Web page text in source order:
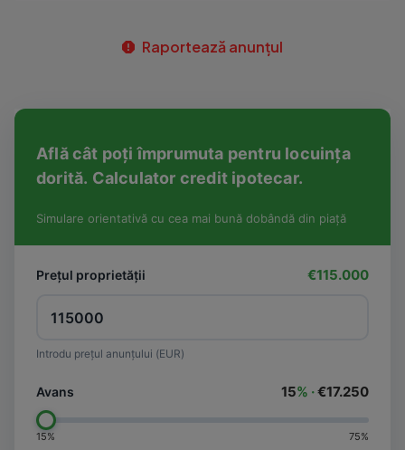
Raportează anunțul
Află cât poți împrumuta pentru locuința
dorită. Calculator credit ipotecar.
Simulare orientativă cu cea mai bună dobândă din piață
Prețul proprietății €115.000
Introdu prețul anunțului (EUR)
Avans 15% ·€17.250
15% 75%